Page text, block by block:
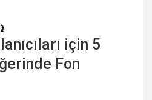
için 5
Fon